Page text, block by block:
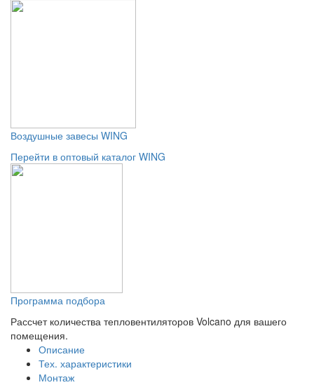
Воздушные завесы WING
Перейти в оптовый каталог WING
Программа подбора
Рассчет количества тепловентиляторов Volcano для вашего
помещения.
Описание
Тех. характеристики
Монтаж